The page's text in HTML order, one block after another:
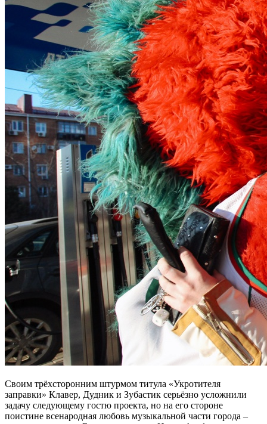
Своим трёхсторонним штурмом титула «Укротителя
заправки» Клавер, Дудник и Зубастик серьёзно усложнили
задачу следующему гостю проекта, но на его стороне
поистине всенародная любовь музыкальной части города –